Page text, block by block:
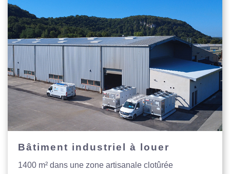
Bâtiment industriel à louer
1400 m² dans une zone artisanale clotûrée